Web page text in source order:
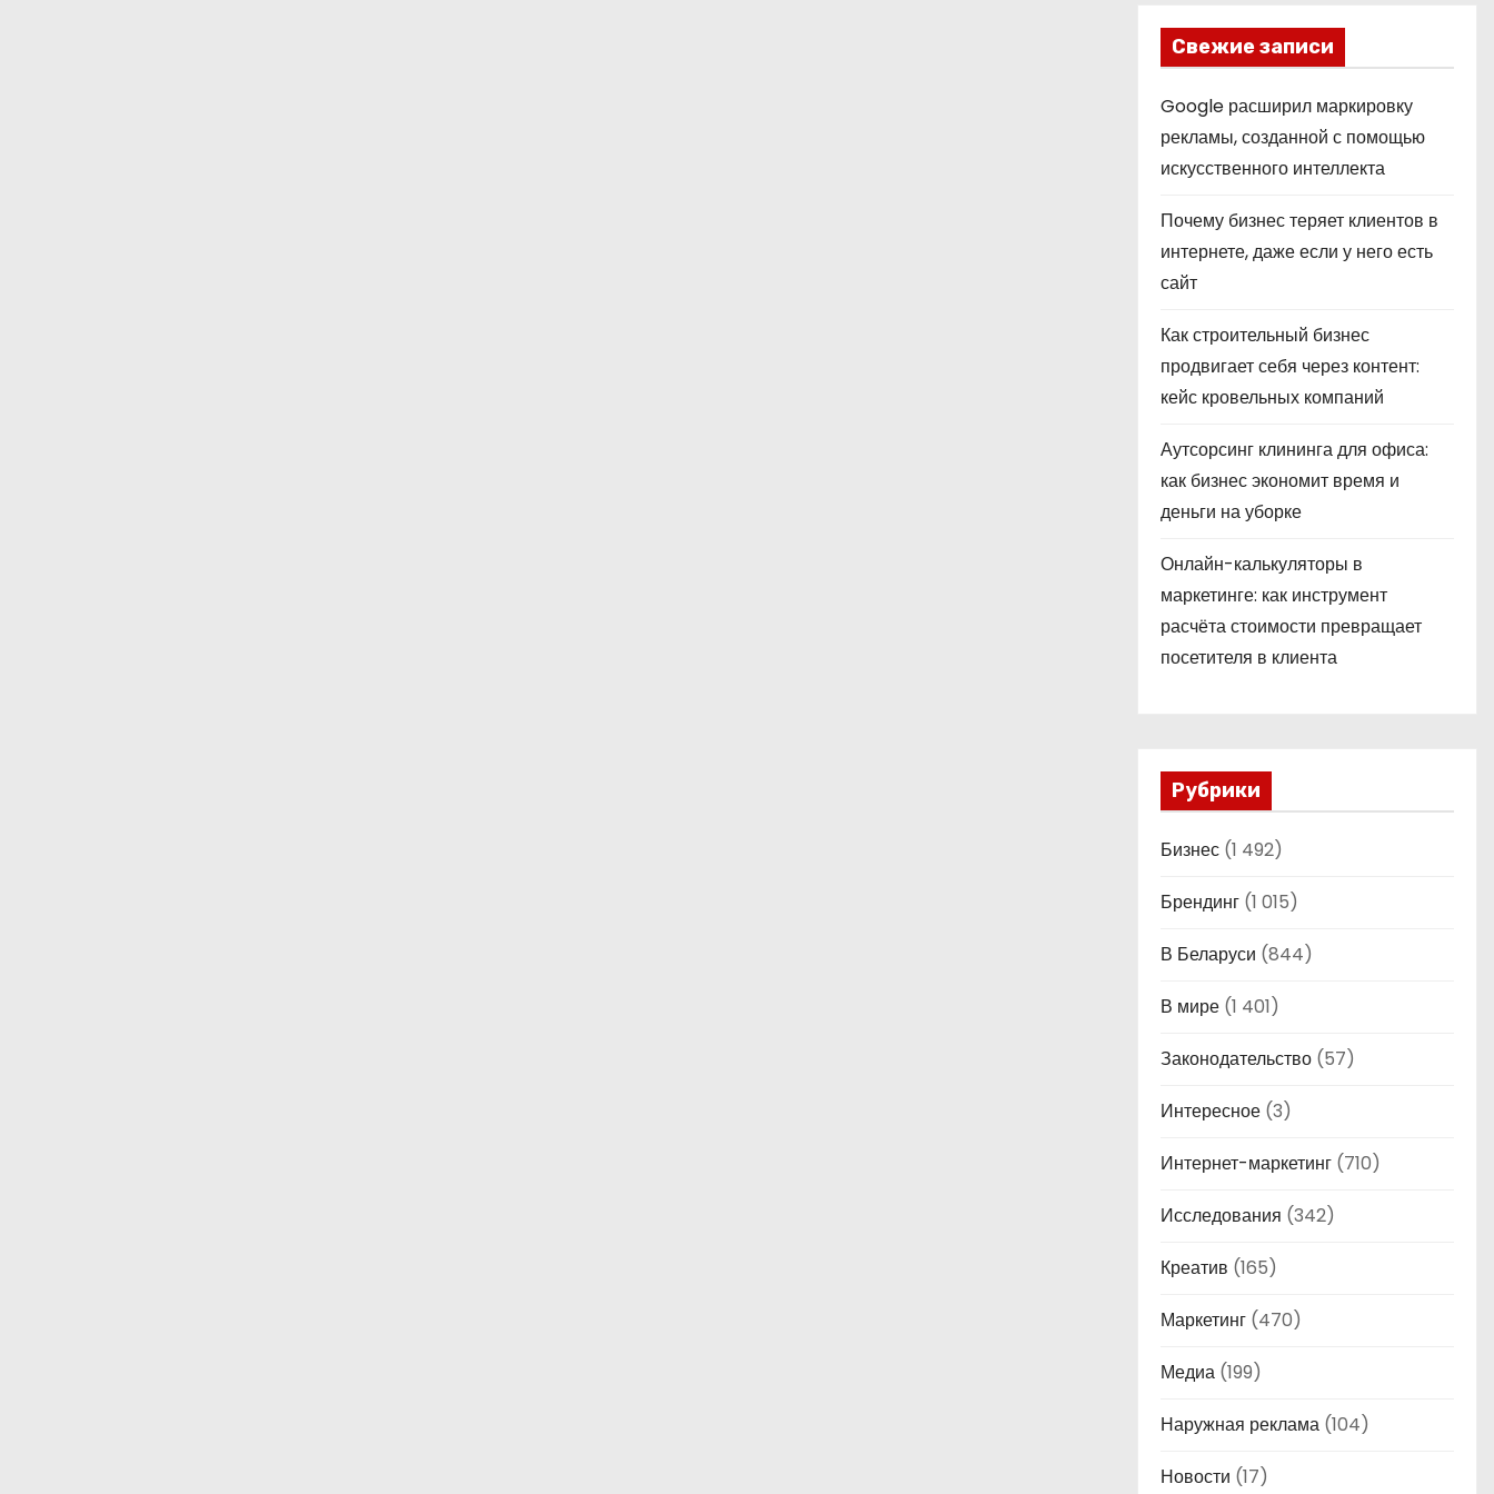
Свежие записи
Google расширил маркировку
рекламы, созданной с помощью
искусственного интеллекта
Почему бизнес теряет клиентов в
интернете, даже если у него есть
сайт
Как строительный бизнес
продвигает себя через контент:
кейс кровельных компаний
Аутсорсинг клининга для офиса:
как бизнес экономит время и
деньги на уборке
Онлайн-калькуляторы в
маркетинге: как инструмент
расчёта стоимости превращает
посетителя в клиента
Рубрики
Бизнес (1 492)
Брендинг (1 015)
В Беларуси (844)
В мире (1 401)
Законодательство (57)
Интересное (3)
Интернет-маркетинг (710)
Исследования (342)
Креатив (165)
Маркетинг (470)
Медиа (199)
Наружная реклама (104)
Новости (17)